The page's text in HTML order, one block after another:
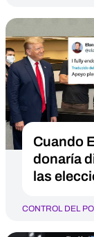
Cuando
donaría
las
CONTROL DEL